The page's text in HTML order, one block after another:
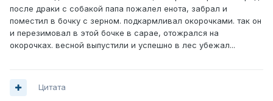
после драки с собакой папа пожалел енота, забрал и
поместил в бочку с зерном. подкармливал окорочками. так он
и перезимовал в этой бочке в сарае, отожрался на
окорочках. весной выпустили и успешно в лес убежал...
Цитата